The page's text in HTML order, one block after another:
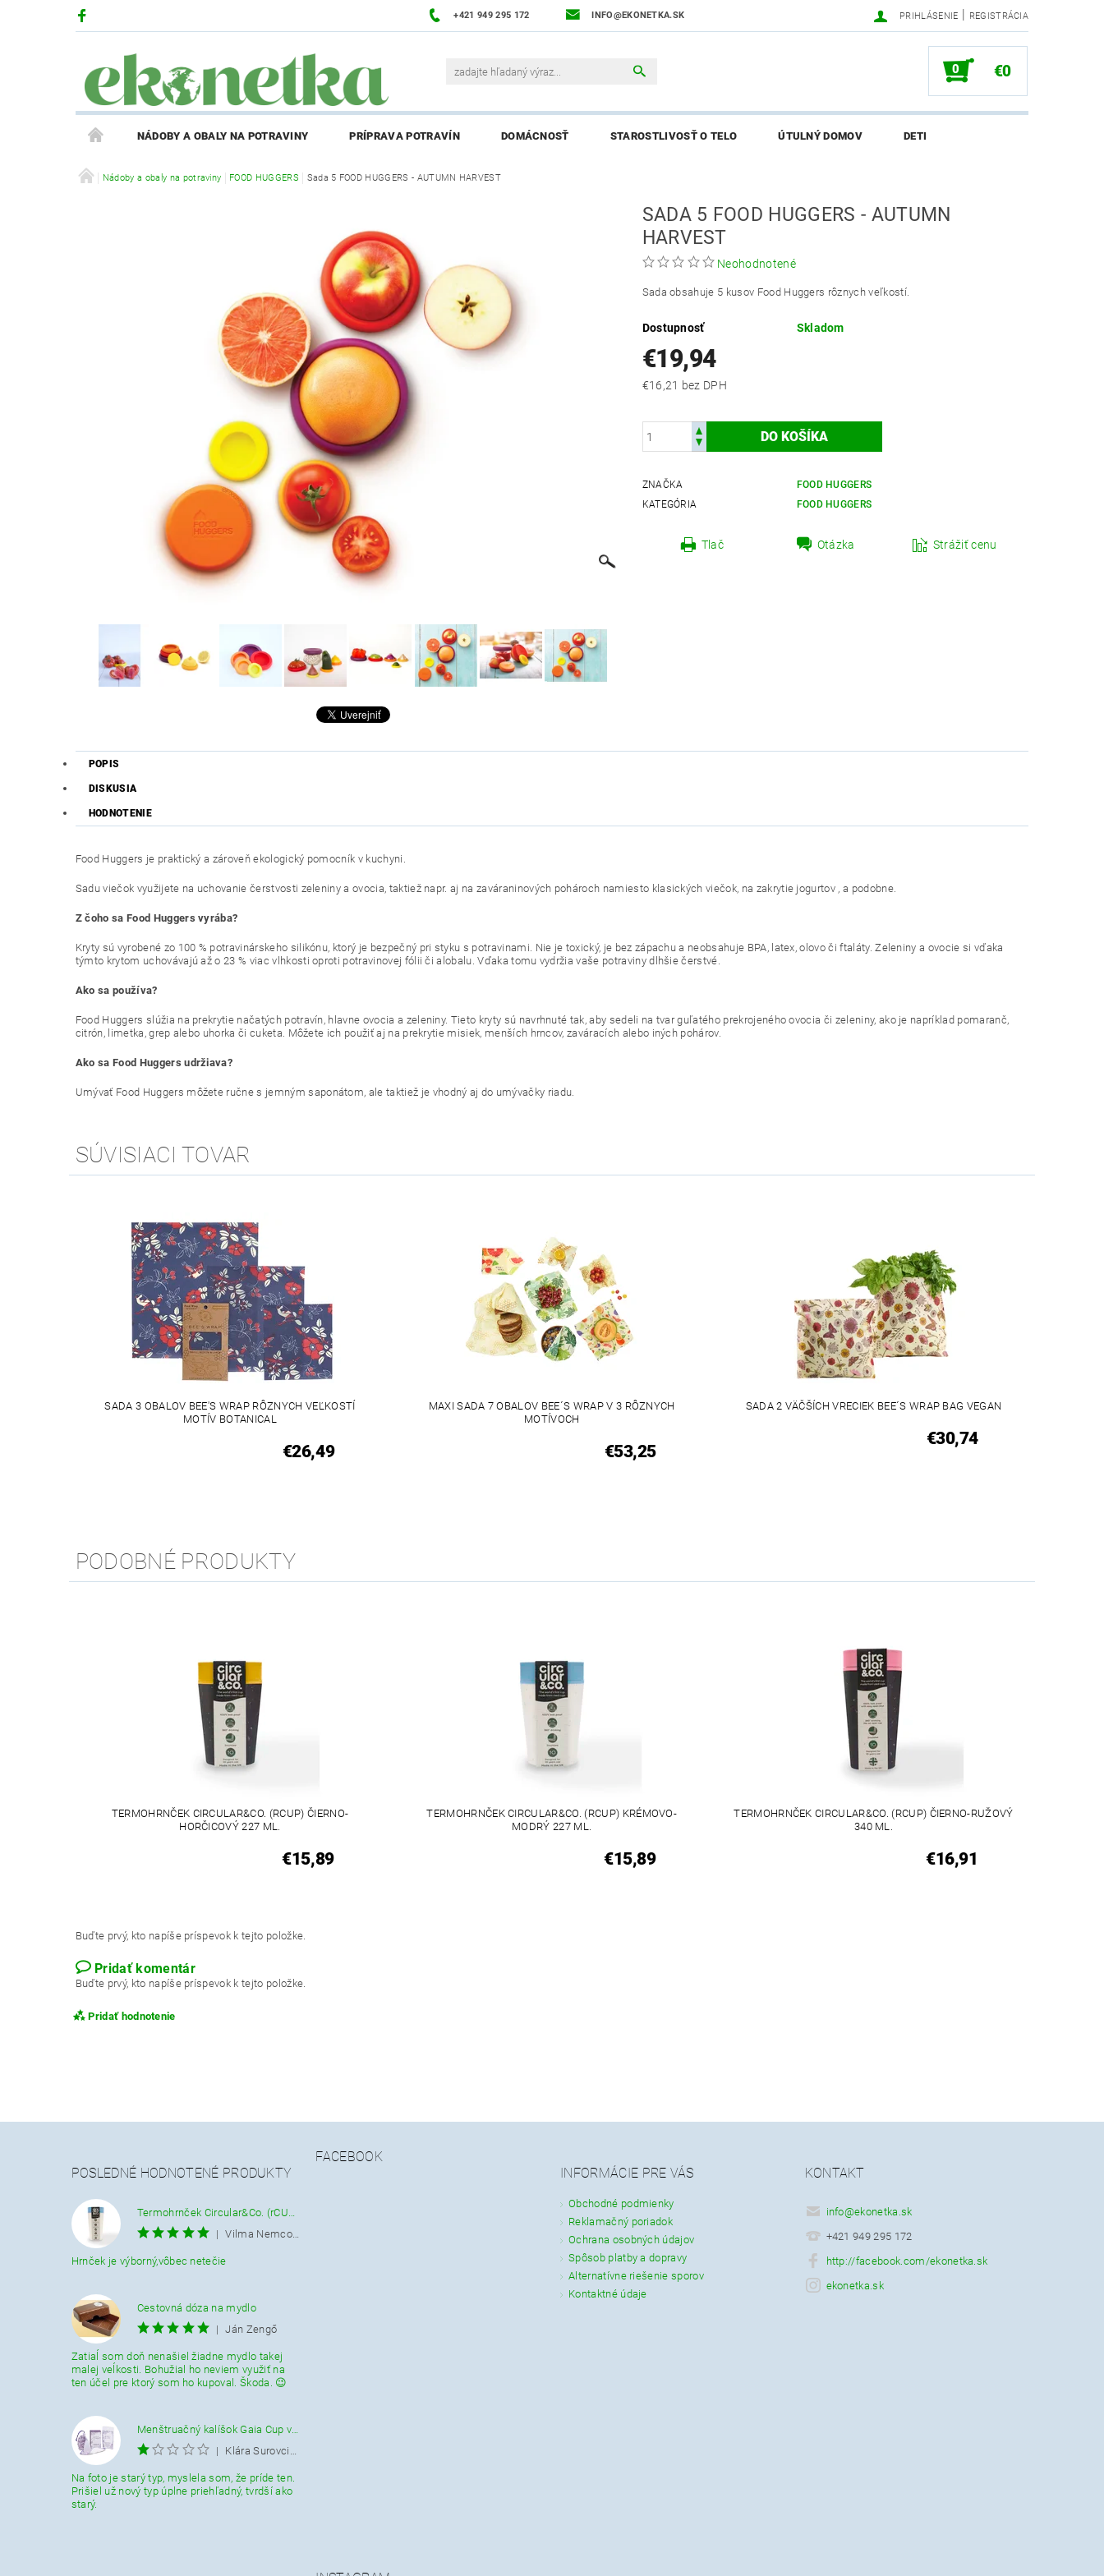
+421 949 295 172 INFO@EKONETKA.SK PRIHLÁSENIE | REGISTRÁCIA
0 €0
NÁDOBY A OBALY NA POTRAVINY PRÍPRAVA POTRAVÍN DOMÁCNOSŤ STAROSTLIVOSŤ O TELO ÚTULNÝ DOMOV DETI
PRODUKTY V ZĽAVE PRÍBEH EKONETKY NAPÍŠTE NÁM PREDÁVANÉ ZNAČKY
Nádoby a obaly na potraviny FOOD HUGGERS Sada 5 FOOD HUGGERS - AUTUMN HARVEST
SADA 5 FOOD HUGGERS - AUTUMN
HARVEST
Neohodnotené
Sada obsahuje 5 kusov Food Huggers rôznych veľkostí.
Dostupnosť Skladom
€19,94
€16,21 bez DPH
ZNAČKA
FOOD HUGGERS
KATEGÓRIA
FOOD HUGGERS
Tlač Otázka Strážiť cenu
POPIS
DISKUSIA
HODNOTENIE
Food Huggers je praktický a zároveň ekologický pomocník v kuchyni.
Sadu viečok využijete na uchovanie čerstvosti zeleniny a ovocia, taktiež napr. aj na zaváraninových pohároch namiesto klasických viečok, na zakrytie jogurtov , a podobne.
Z čoho sa Food Huggers vyrába?
Kryty sú vyrobené zo 100 % potravinárskeho silikónu, ktorý je bezpečný pri styku s potravinami. Nie je toxický, je bez zápachu a neobsahuje BPA, latex, olovo či ftaláty. Zeleniny a ovocie si vďaka
týmto krytom uchovávajú až o 23 % viac vlhkosti oproti potravinovej fólii či alobalu. Vďaka tomu vydržia vaše potraviny dlhšie čerstvé.
Ako sa používa?
Food Huggers slúžia na prekrytie načatých potravín, hlavne ovocia a zeleniny. Tieto kryty sú navrhnuté tak, aby sedeli na tvar guľatého prekrojeného ovocia či zeleniny, ako je napríklad pomaranč,
citrón, limetka, grep alebo uhorka či cuketa. Môžete ich použiť aj na prekrytie misiek, menších hrncov, zaváracích alebo iných pohárov.
Ako sa Food Huggers udržiava?
Umývať Food Huggers môžete ručne s jemným saponátom, ale taktiež je vhodný aj do umývačky riadu.
SÚVISIACI TOVAR
SADA 3 OBALOV BEE'S WRAP RÔZNYCH VEĽKOSTÍ
MOTÍV BOTANICAL
€26,49
MAXI SADA 7 OBALOV BEE´S WRAP V 3 RÔZNYCH
MOTÍVOCH
€53,25
SADA 2 VÄČŠÍCH VRECIEK BEE´S WRAP BAG VEGAN
€30,74
PODOBNÉ PRODUKTY
TERMOHRNČEK CIRCULAR&CO. (RCUP) ČIERNO-
HORČICOVÝ 227 ML.
€15,89
TERMOHRNČEK CIRCULAR&CO. (RCUP) KRÉMOVO-
MODRÝ 227 ML.
€15,89
TERMOHRNČEK CIRCULAR&CO. (RCUP) ČIERNO-RUŽOVÝ
340 ML.
€16,91
Buďte prvý, kto napíše príspevok k tejto položke.
Pridať komentár
Buďte prvý, kto napíše príspevok k tejto položke.
Pridať hodnotenie
POSLEDNÉ HODNOTENÉ PRODUKTY
|
Vilma Nemcová
Hrnček je výborný,vôbec netečie
Cestovná dóza na mydlo
|
Ján Zengő
Zatiaĺ som doň nenašiel žiadne mydlo takej
malej veĺkosti. Bohužial ho neviem využiť na
ten účel pre ktorý som ho kupoval. Škoda. 😉
|
Klára Surovcikova
Na foto je starý typ, myslela som, že príde ten.
Prišiel už nový typ úplne priehľadný, tvrdší ako
starý.
FACEBOOK
INFORMÁCIE PRE VÁS
Obchodné podmienky
Reklamačný poriadok
Ochrana osobných údajov
Spôsob platby a dopravy
Alternatívne riešenie sporov
Kontaktné údaje
KONTAKT
info@ekonetka.sk
+421 949 295 172
http://facebook.com/ekonetka.sk
ekonetka.sk